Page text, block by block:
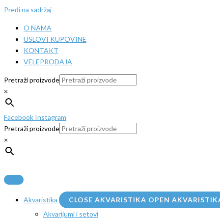
Pređi na sadržaj
O NAMA
USLOVI KUPOVINE
KONTAKT
VELEPRODAJA
Pretraži proizvode
×
Facebook Instagram
Pretraži proizvode
×
Akvaristika CLOSE AKVARISTIKA OPEN
Akvarijumi i setovi